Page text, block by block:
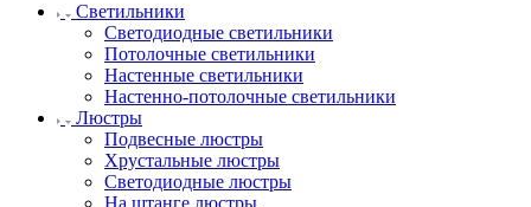
Светильники
Светодиодные светильники
Потолочные светильники
Настенные светильники
Настенно-потолочные светильники
Люстры
Подвесные люстры
Хрустальные люстры
Светодиодные люстры
На штанге люстры